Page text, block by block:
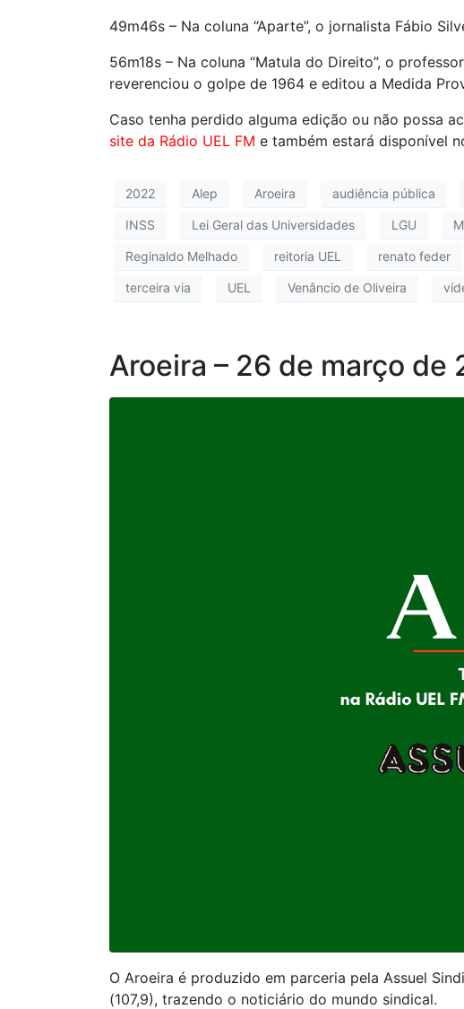
49m46s – Na coluna “Aparte”, o jornalista Fábio
56m18s – Na coluna “Matula do Direito”, o
reverenciou o golpe de 1964 e editou a Medida
Caso tenha perdido alguma edição ou não possa
site da Rádio UEL FM e também estará disponível
2022 Alep Aroeira audiência pública
INSS Lei Geral das Universidades LGU
Reginaldo Melhado reitoria UEL renato feder
terceira via UEL Venâncio de Oliveira
Aroeira – 26 de março de
O Aroeira é produzido em parceria pela Assuel
(107,9), trazendo o noticiário do mundo sindical.